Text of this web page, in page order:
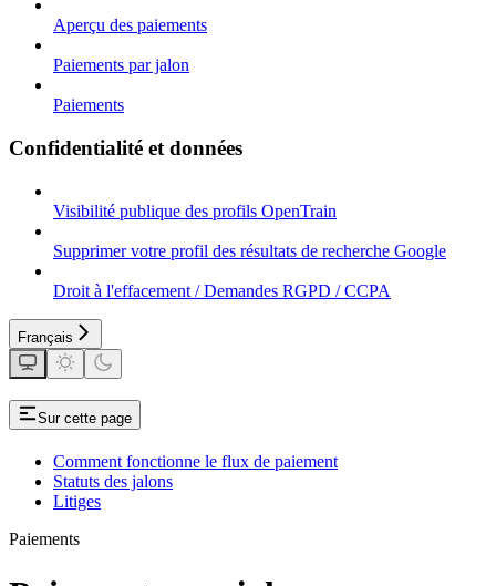
Aperçu des paiements
Paiements par jalon
Paiements
Confidentialité et données
Visibilité publique des profils OpenTrain
Supprimer votre profil des résultats de recherche Google
Droit à l'effacement / Demandes RGPD / CCPA
Français
Sur cette page
Comment fonctionne le flux de paiement
Statuts des jalons
Litiges
Paiements